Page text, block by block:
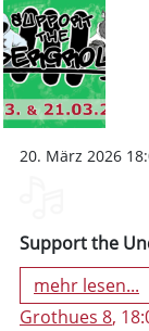
20. März 2026
Support the
mehr lesen...
Grothues 8,